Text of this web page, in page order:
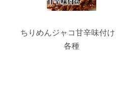
ちりめんジャコ甘辛味付け
各種